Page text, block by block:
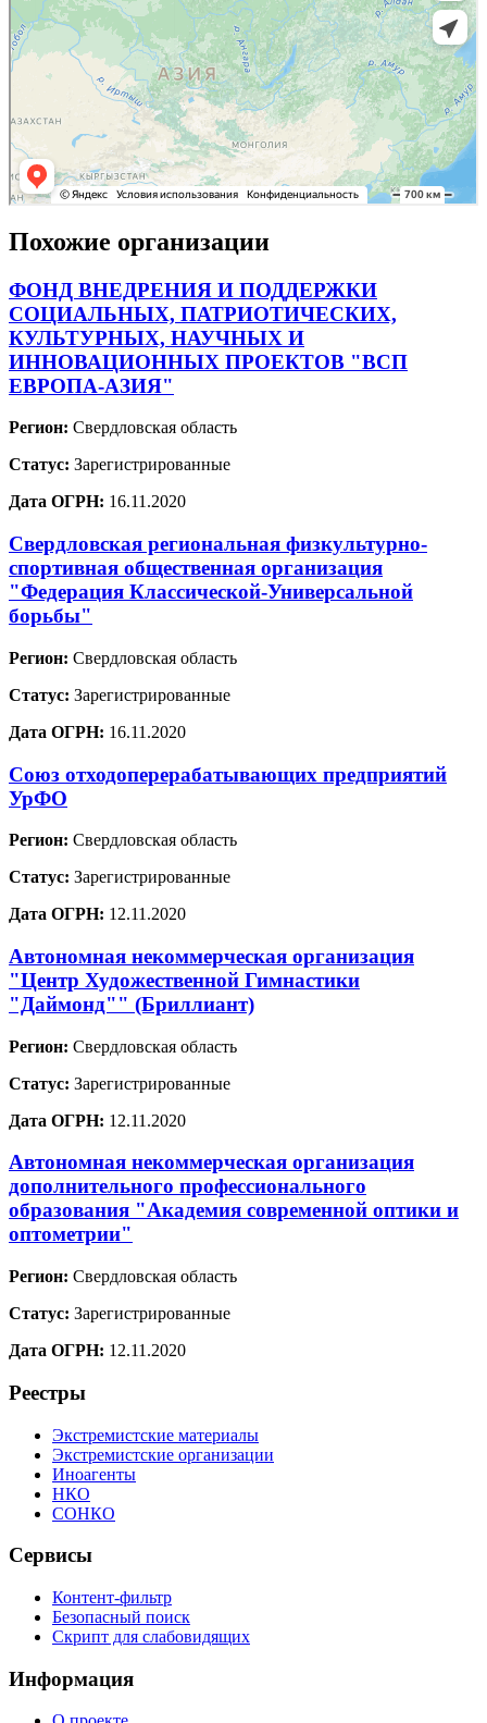
Похожие организации
ФОНД ВНЕДРЕНИЯ И ПОДДЕРЖКИ
СОЦИАЛЬНЫХ, ПАТРИОТИЧЕСКИХ,
КУЛЬТУРНЫХ, НАУЧНЫХ И
ИННОВАЦИОННЫХ ПРОЕКТОВ "ВСП
ЕВРОПА-АЗИЯ"
Регион: Свердловская область
Статус: Зарегистрированные
Дата ОГРН: 16.11.2020
Свердловская региональная физкультурно-
спортивная общественная организация
"Федерация Классической-Универсальной
борьбы"
Регион: Свердловская область
Статус: Зарегистрированные
Дата ОГРН: 16.11.2020
Союз отходоперерабатывающих предприятий
УрФО
Регион: Свердловская область
Статус: Зарегистрированные
Дата ОГРН: 12.11.2020
Автономная некоммерческая организация
"Центр Художественной Гимнастики
"Даймонд"" (Бриллиант)
Регион: Свердловская область
Статус: Зарегистрированные
Дата ОГРН: 12.11.2020
Автономная некоммерческая организация
дополнительного профессионального
образования "Академия современной оптики и
оптометрии"
Регион: Свердловская область
Статус: Зарегистрированные
Дата ОГРН: 12.11.2020
Реестры
Экстремистские материалы
Экстремистские организации
Иноагенты
НКО
СОНКО
Сервисы
Контент-фильтр
Безопасный поиск
Скрипт для слабовидящих
Информация